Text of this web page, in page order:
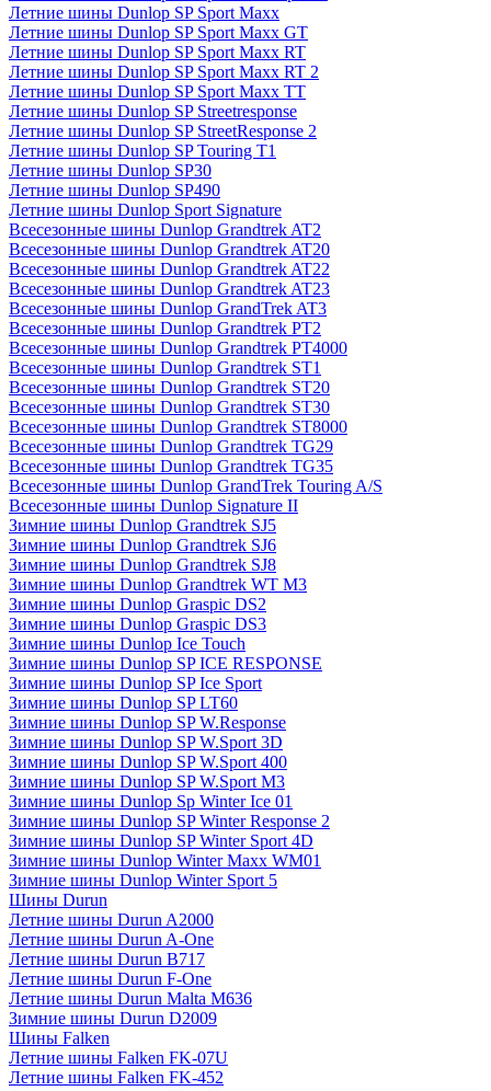
Летние шины Dunlop SP Sport Maxx
Летние шины Dunlop SP Sport Maxx GT
Летние шины Dunlop SP Sport Maxx RT
Летние шины Dunlop SP Sport Maxx RT 2
Летние шины Dunlop SP Sport Maxx TT
Летние шины Dunlop SP Streetresponse
Летние шины Dunlop SP StreetResponse 2
Летние шины Dunlop SP Touring T1
Летние шины Dunlop SP30
Летние шины Dunlop SP490
Летние шины Dunlop Sport Signature
Всесезонные шины Dunlop Grandtrek AT2
Всесезонные шины Dunlop Grandtrek AT20
Всесезонные шины Dunlop Grandtrek AT22
Всесезонные шины Dunlop Grandtrek AT23
Всесезонные шины Dunlop GrandTrek AT3
Всесезонные шины Dunlop Grandtrek PT2
Всесезонные шины Dunlop Grandtrek PT4000
Всесезонные шины Dunlop Grandtrek ST1
Всесезонные шины Dunlop Grandtrek ST20
Всесезонные шины Dunlop Grandtrek ST30
Всесезонные шины Dunlop Grandtrek ST8000
Всесезонные шины Dunlop Grandtrek TG29
Всесезонные шины Dunlop Grandtrek TG35
Всесезонные шины Dunlop GrandTrek Touring A/S
Всесезонные шины Dunlop Signature II
Зимние шины Dunlop Grandtrek SJ5
Зимние шины Dunlop Grandtrek SJ6
Зимние шины Dunlop Grandtrek SJ8
Зимние шины Dunlop Grandtrek WT M3
Зимние шины Dunlop Graspic DS2
Зимние шины Dunlop Graspic DS3
Зимние шины Dunlop Ice Touch
Зимние шины Dunlop SP ICE RESPONSE
Зимние шины Dunlop SP Ice Sport
Зимние шины Dunlop SP LT60
Зимние шины Dunlop SP W.Response
Зимние шины Dunlop SP W.Sport 3D
Зимние шины Dunlop SP W.Sport 400
Зимние шины Dunlop SP W.Sport M3
Зимние шины Dunlop Sp Winter Ice 01
Зимние шины Dunlop SP Winter Response 2
Зимние шины Dunlop SP Winter Sport 4D
Зимние шины Dunlop Winter Maxx WM01
Зимние шины Dunlop Winter Sport 5
Шины Durun
Летние шины Durun A2000
Летние шины Durun A-One
Летние шины Durun B717
Летние шины Durun F-One
Летние шины Durun Malta M636
Зимние шины Durun D2009
Шины Falken
Летние шины Falken FK-07U
Летние шины Falken FK-452